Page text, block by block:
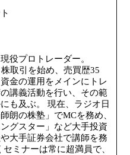
役プロトレーダー。
取引を始め、売買歴35
金の運用をメインにトレ
講義活動を行い、その範
も及ぶ。 現在、ラジオ日
朗の株塾」でMCを務め、
ングスター」など大手投資
大手証券会社で講師を務
ミナーは常に超満員で、